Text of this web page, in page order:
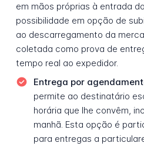
em mãos próprias à entrada
possibilidade em opção de
ao descarregamento da
coletada como prova de
tempo real ao expedidor.
Entrega por
permite ao destinatário
horária que lhe convêm,
manhã. Esta opção é
para entregas a